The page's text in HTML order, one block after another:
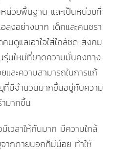
น่วยพื้นฐาน และเป็นหน่วยที่
งอย่างมาก เด็กและคนชรา
นดูแลเอาใจใส่ใกล้ชิด สังคม
นใหม่ที่ขาดความมั่นคงทาง
ละความสามารถในการแก้
มีจำนวนมากขึ้นอยู่กับความ
มากขึ้น
เวลาให้กันมาก มีความใกล้
ากภายนอกก็มีน้อย ทำให้